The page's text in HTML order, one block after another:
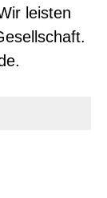
leisten